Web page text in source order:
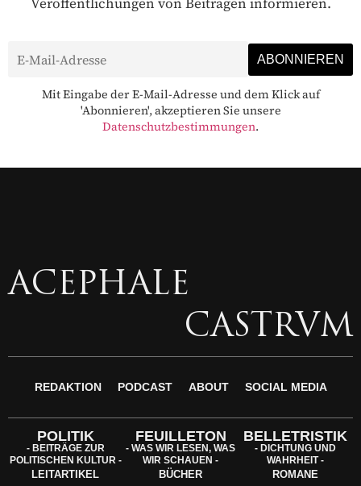
Mit Eingabe der E-Mail-Adresse und dem Klick auf
'Abonnieren', akzeptieren Sie unsere
Datenschutzbestimmungen.
ACEPHALE
CASTRVM
REDAKTION PODCAST ABOUT SOCIAL MEDIA
POLITIK
- BEITRÄGE ZUR
POLITISCHEN KULTUR -
LEITARTIKEL
FEUILLETON
- WAS WIR LESEN, WAS
WIR SCHAUEN -
BÜCHER
BELLETRISTIK
- DICHTUNG UND
WAHRHEIT -
ROMANE